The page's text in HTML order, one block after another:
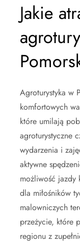
Jakie
Agroturystyka w
komfortowych
które umilają
agroturystyczne
wydarzenia i
aktywne
możliwość jazdy
dla miłośników
malowniczych
przeżycie, które
regionu z